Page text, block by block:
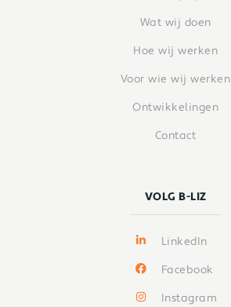
Wat wij doen
Hoe wij werken
Voor wie wij werken
Ontwikkelingen
Contact
VOLG B-LIZ
LinkedIn
Facebook
Instagram